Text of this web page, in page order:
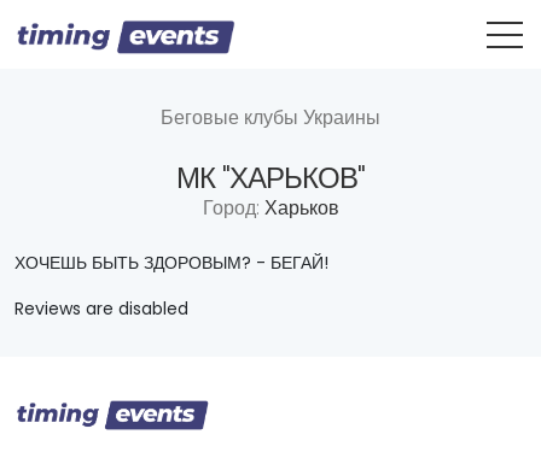
Беговые клубы Украины
МК "ХАРЬКОВ"
Город: Харьков
ХОЧЕШЬ БЫТЬ ЗДОРОВЫМ? - БЕГАЙ!
Reviews are disabled